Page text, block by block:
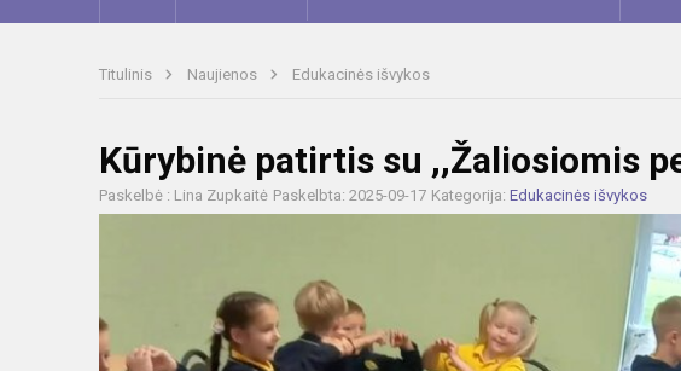
Titulinis Naujienos Edukacinės išvykos
Kūrybinė patirtis su ,,Žaliosiomis
Paskelbė : Lina Zupkaitė Paskelbta: 2025-09-17 Kategorija: Edukacinės išvykos